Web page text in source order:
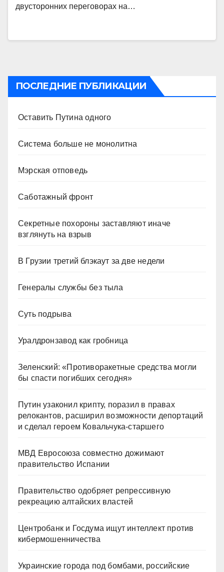
двусторонних переговорах на…
ПОСЛЕДНИЕ ПУБЛИКАЦИИ
Оставить Путина одного
Система больше не монолитна
Мэрская отповедь
Саботажный фронт
Секретные похороны заставляют иначе
взглянуть на взрыв
В Грузии третий блэкаут за две недели
Генералы службы без тыла
Суть подрыва
Уралдронзавод как гробница
Зеленский: «Противоракетные средства могли
бы спасти погибших сегодня»
Путин узаконил крипту, поразил в правах
релокантов, расширил возможности депортаций
и сделал героем Ковальчука-старшего
МВД Евросоюза совместно дожимают
правительство Испании
Правительство одобряет репрессивную
рекреацию алтайских властей
Центробанк и Госдума ищут интеллект против
кибермошенничества
Украинские города под бомбами, российские